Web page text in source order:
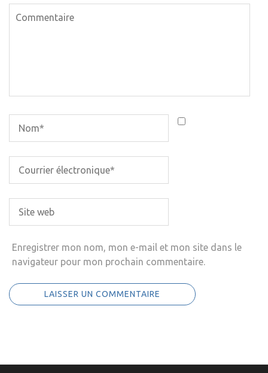
Enregistrer mon nom, mon e-mail et mon site dans le
navigateur pour mon prochain commentaire.